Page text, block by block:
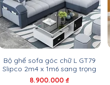
Bộ ghế sofa góc chữ L GT79
Slipco 2m4 x 1m6 sang trọng
Giá
8.900.000 ₫